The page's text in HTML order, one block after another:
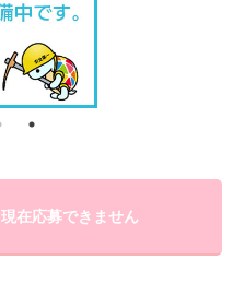
現在応募できません